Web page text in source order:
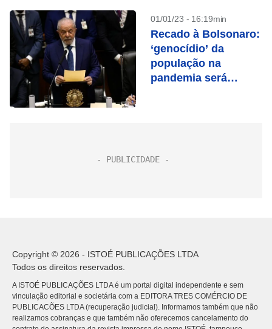
01/01/23 - 16:19min
Recado à Bolsonaro:
‘genocídio’ da
população na
pandemia será
Copyright © 2026 - ISTOÉ PUBLICAÇÕES LTDA
Todos os direitos reservados.
A ISTOÉ PUBLICAÇÕES LTDA é um portal digital independente e sem
vinculação editorial e societária com a EDITORA TRES COMÉRCIO DE
PUBLICACÕES LTDA (recuperação judicial). Informamos também que não
realizamos cobranças e que também não oferecemos cancelamento do